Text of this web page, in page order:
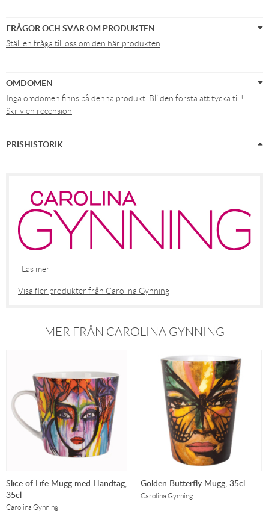
FRÅGOR OCH SVAR OM PRODUKTEN
Ställ en fråga till oss om den här produkten
OMDÖMEN
Inga omdömen finns på denna produkt. Bli den första att tycka till!
Skriv en recension
PRISHISTORIK
Läs mer
Visa fler produkter från Carolina Gynning
MER FRÅN CAROLINA GYNNING
Slice of Life Mugg med Handtag,
35cl
Carolina Gynning
Golden Butterfly Mugg, 35cl
Carolina Gynning